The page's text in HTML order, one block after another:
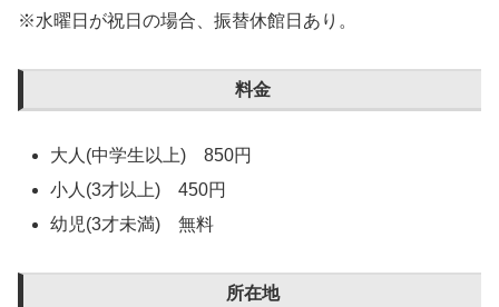
※水曜日が祝日の場合、振替休館日あり。
料金
大人(中学生以上) 850円
小人(3才以上) 450円
幼児(3才未満) 無料
所在地